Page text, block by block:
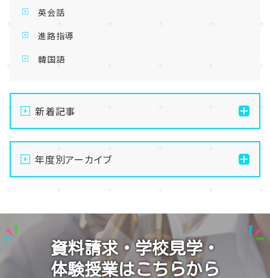
英会話
進路指導
韓国語
新着記事
【名古屋】🌻8/21(金)・8/22(土)開催💛夏の
OpenSchoolご案内🌻
【名古屋】🌺転入生・編入生 出願受付中🌺
【名古屋】🍋8/1(土)夏Open School開催🍋
【名古屋】🎐2026年・夏季閉校期間のお知らせ🎐
年度別アーカイブ
2025
2024
2023
資料請求・学校見学・
体験授業はこちらから